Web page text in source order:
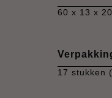
60 x 13 x
17 stukken